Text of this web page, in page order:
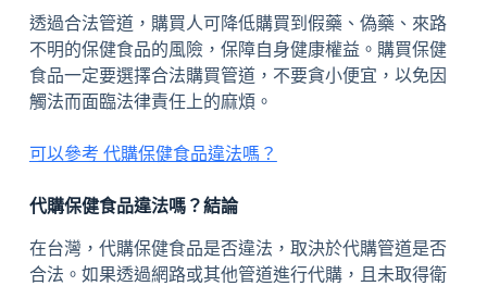
透過合法管道，購買人可降低購買到假藥、偽藥、來路
不明的保健食品的風險，保障自身健康權益。購買保健
食品一定要選擇合法購買管道，不要貪小便宜，以免因
觸法而面臨法律責任上的麻煩。
可以參考 代購保健食品違法嗎？
代購保健食品違法嗎？結論
在台灣，代購保健食品是否違法，取決於代購管道是否
合法。如果透過網路或其他管道進行代購，且未取得衛